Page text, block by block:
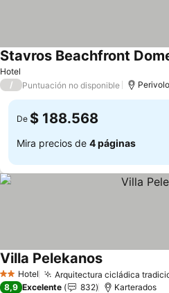
Hotel
Stavros Beachfront
/ Puntuación no disponible
De $ 188.568
Mira precios de 4 páginas
2 Estrellas
Hotel Arquitectura cicládica
Villa PelekanosVer precios
8,9 Excelente 832 Karterados